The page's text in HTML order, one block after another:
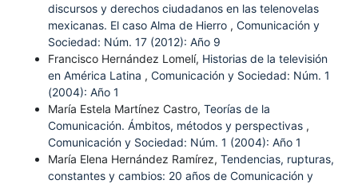
discursos y derechos ciudadanos en las telenovelas
mexicanas. El caso Alma de Hierro , Comunicación y
Sociedad: Núm. 17 (2012): Año 9
Francisco Hernández Lomelí, Historias de la televisión
en América Latina , Comunicación y Sociedad: Núm. 1
(2004): Año 1
María Estela Martínez Castro, Teorías de la
Comunicación. Ámbitos, métodos y perspectivas ,
Comunicación y Sociedad: Núm. 1 (2004): Año 1
María Elena Hernández Ramírez, Tendencias, rupturas,
constantes y cambios: 20 años de Comunicación y